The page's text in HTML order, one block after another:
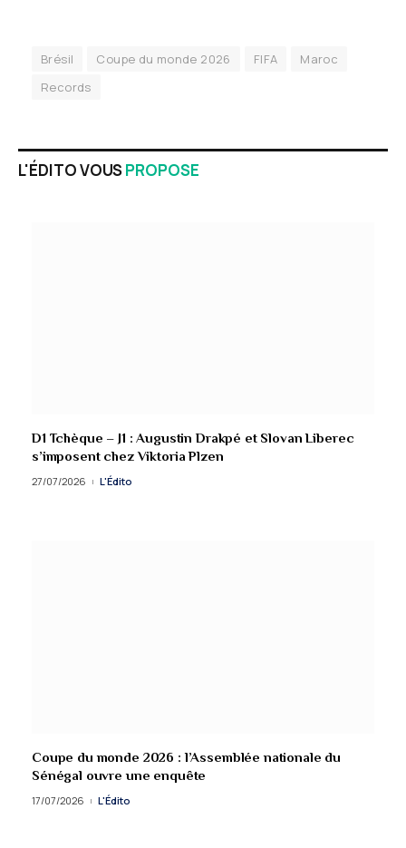
Brésil Coupe du monde 2026 FIFA
Maroc
Records
L'ÉDITO VOUSPROPOSE
D1 Tchèque – J1 : Augustin Drakpé et Slovan Liberec
s’imposent chez Viktoria Plzen
27/07/2026 L'Édito
Coupe du monde 2026 : l’Assemblée nationale du
Sénégal ouvre une enquête
17/07/2026 L'Édito